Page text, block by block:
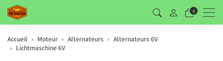
0
Accueil Moteur Alternateurs
Alternateurs 6V
Lichtmaschine 6V